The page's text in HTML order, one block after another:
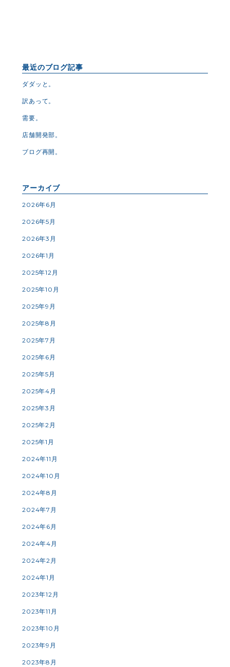
最近のブログ記事
ダダッと。
訳あって。
需要。
店舗開発部。
ブログ再開。
アーカイブ
2026年6月
2026年5月
2026年3月
2026年1月
2025年12月
2025年10月
2025年9月
2025年8月
2025年7月
2025年6月
2025年5月
2025年4月
2025年3月
2025年2月
2025年1月
2024年11月
2024年10月
2024年8月
2024年7月
2024年6月
2024年4月
2024年2月
2024年1月
2023年12月
2023年11月
2023年10月
2023年9月
2023年8月